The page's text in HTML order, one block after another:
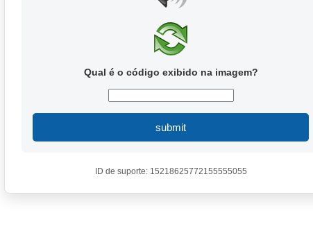
Qual é o código exibido na imagem?
submit
ID de suporte: 15218625772155555055